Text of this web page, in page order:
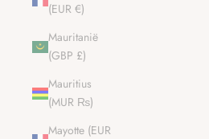
(EUR €)
Mauritanië
(GBP £)
Mauritius
(MUR ₨)
Mayotte (EUR